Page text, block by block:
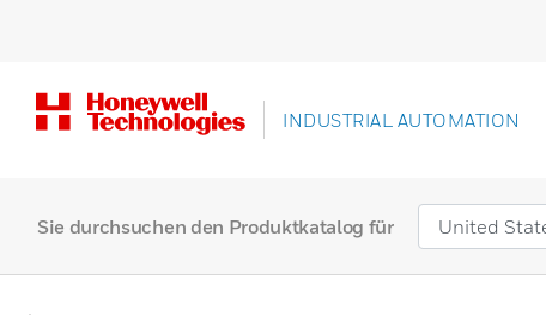
INDUSTRIAL AUTOMATION
Sie durchsuchen den Produktkatalog für